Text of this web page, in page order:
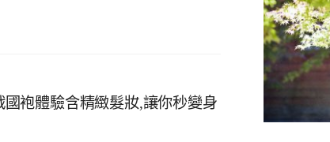
袍體驗含精緻髮妝,讓你秒變身